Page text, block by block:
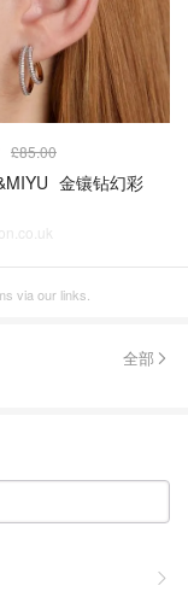
£85.00
金镶钻幻彩
via our links.
全部